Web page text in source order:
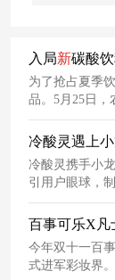
入局新碳酸
为了抢占夏季
品。5月25日
TOT含气风味
味。
冷酸灵遇上
冷酸灵携手小
引用户眼球，
百事可乐X凡
今年双十一百
式进军彩妆界。